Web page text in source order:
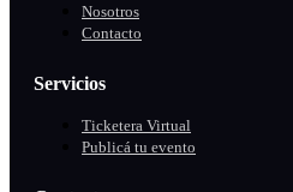
Nosotros
Contacto
Servicios
Ticketera Virtual
Publicá tu evento